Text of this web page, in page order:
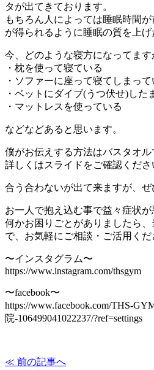
タが出てきております。
もちろん人によっては睡眠時間
が得られるように睡眠の質を上げ
今、どのような寝方になってます
・枕を使って寝ている
・ソファーに座って寝てしまって
・ベットにダイブ(うつ伏せ)した
・マットレスを使っている
などなどあると思います。
僕がお伝えする方法はバスタオル
詳しくはスライドをご確認くださ
合う合わないが出て来ますが、ぜ
お一人で抱え込む事で益々症状が
何かお困りごとがありましたら
で、お気軽にご相談・ご活用くだ
〜インスタグラム〜
https://www.instagram.com/thsgym
〜facebook〜
https://www.facebook.com/THS-
院-106499041022237/?ref=settings
≪ 前の記事へ